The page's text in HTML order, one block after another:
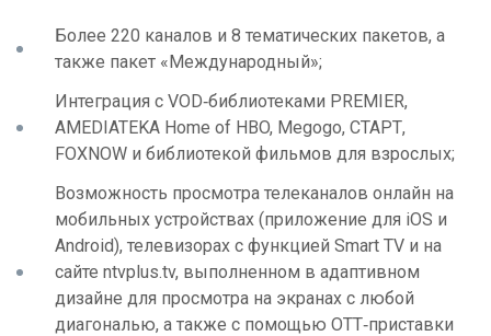
Более 220 каналов и 8 тематических пакетов, а
также пакет «Международный»;
Интеграция с VOD‑библиотеками PREMIER,
AMEDIATEKA Home of HBO, Megogo, СТАРТ,
FOXNOW и библиотекой фильмов для взрослых;
Возможность просмотра телеканалов онлайн на
мобильных устройствах (приложение для iOS и
Android), телевизорах с функцией Smart TV и на
сайте ntvplus.tv, выполненном в адаптивном
дизайне для просмотра на экранах с любой
диагональю, а также с помощью ОТТ‑приставки